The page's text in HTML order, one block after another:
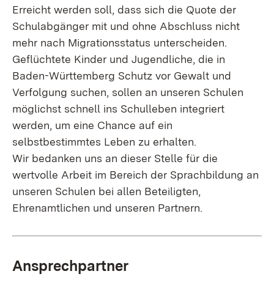
Erreicht werden soll, dass sich die Quote der
Schulabgänger mit und ohne Abschluss nicht
mehr nach Migrationsstatus unterscheiden.
Geflüchtete Kinder und Jugendliche, die in
Baden-Württemberg Schutz vor Gewalt und
Verfolgung suchen, sollen an unseren Schulen
möglichst schnell ins Schulleben integriert
werden, um eine Chance auf ein
selbstbestimmtes Leben zu erhalten.
Wir bedanken uns an dieser Stelle für die
wertvolle Arbeit im Bereich der Sprachbildung an
unseren Schulen bei allen Beteiligten,
Ehrenamtlichen und unseren Partnern.
Ansprechpartner